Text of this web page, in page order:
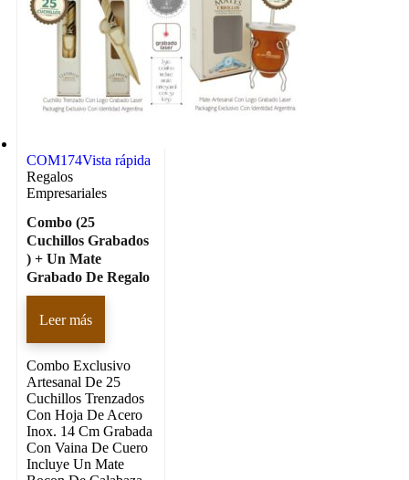
COM174Vista rápida
Regalos
Empresariales
Combo (25
Cuchillos Grabados
) + Un Mate
Grabado De Regalo
Leer más
Combo Exclusivo
Artesanal De 25
Cuchillos Trenzados
Con Hoja De Acero
Inox. 14 Cm Grabada
Con Vaina De Cuero
Incluye Un Mate